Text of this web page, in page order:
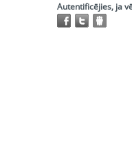
Producents:
Režisors:
Autentificējies, ja